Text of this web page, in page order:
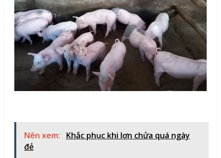
Nên xem:
Khắc phục khi lợn chửa quá ngày
đẻ